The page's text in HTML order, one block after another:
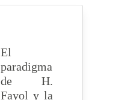
El
paradigma
de H.
Fayol y la